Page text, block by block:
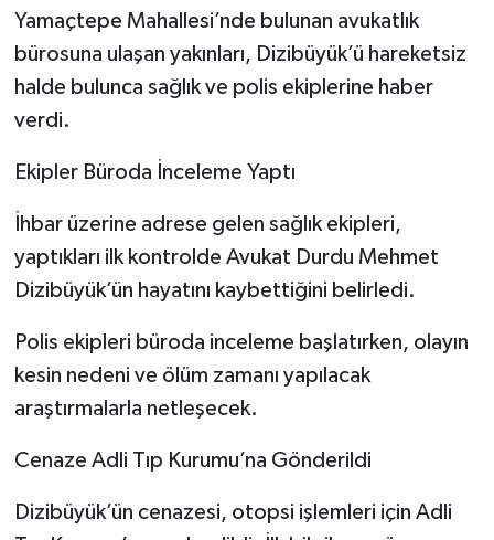
Yamaçtepe Mahallesi’nde bulunan avukatlık
bürosuna ulaşan yakınları, Dizibüyük’ü hareketsiz
halde bulunca sağlık ve polis ekiplerine haber
verdi.
Ekipler Büroda İnceleme Yaptı
İhbar üzerine adrese gelen sağlık ekipleri,
yaptıkları ilk kontrolde Avukat Durdu Mehmet
Dizibüyük’ün hayatını kaybettiğini belirledi.
Polis ekipleri büroda inceleme başlatırken, olayın
kesin nedeni ve ölüm zamanı yapılacak
araştırmalarla netleşecek.
Cenaze Adli Tıp Kurumu’na Gönderildi
Dizibüyük’ün cenazesi, otopsi işlemleri için Adli